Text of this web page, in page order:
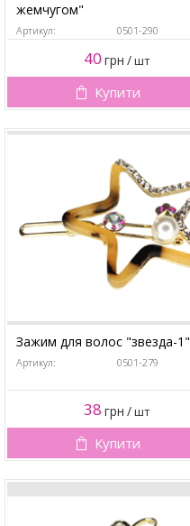
жемчугом"
Артикул: 0501-290
40 грн /шт
Купити
Зажим для волос "звезда-1"
Артикул: 0501-279
38 грн /шт
Купити